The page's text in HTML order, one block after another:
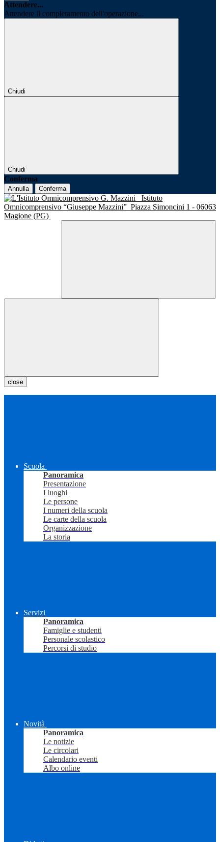
Attendere...
Attendere il completamento dell'operazione...
Chiudi
Chiudi
Conferma
Annulla Conferma
Istituto
Omnicomprensivo “Giuseppe Mazzini” Piazza Simoncini 1 - 06063
Magione (PG)
close
Scuola
Panoramica
Presentazione
I luoghi
Le persone
I numeri della scuola
Le carte della scuola
Organizzazione
La storia
Servizi
Panoramica
Famiglie e studenti
Personale scolastico
Percorsi di studio
Novità
Panoramica
Le notizie
Le circolari
Calendario eventi
Albo online